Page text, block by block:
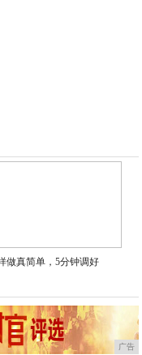
2020-09-07
做真简单，5分钟调好
广告